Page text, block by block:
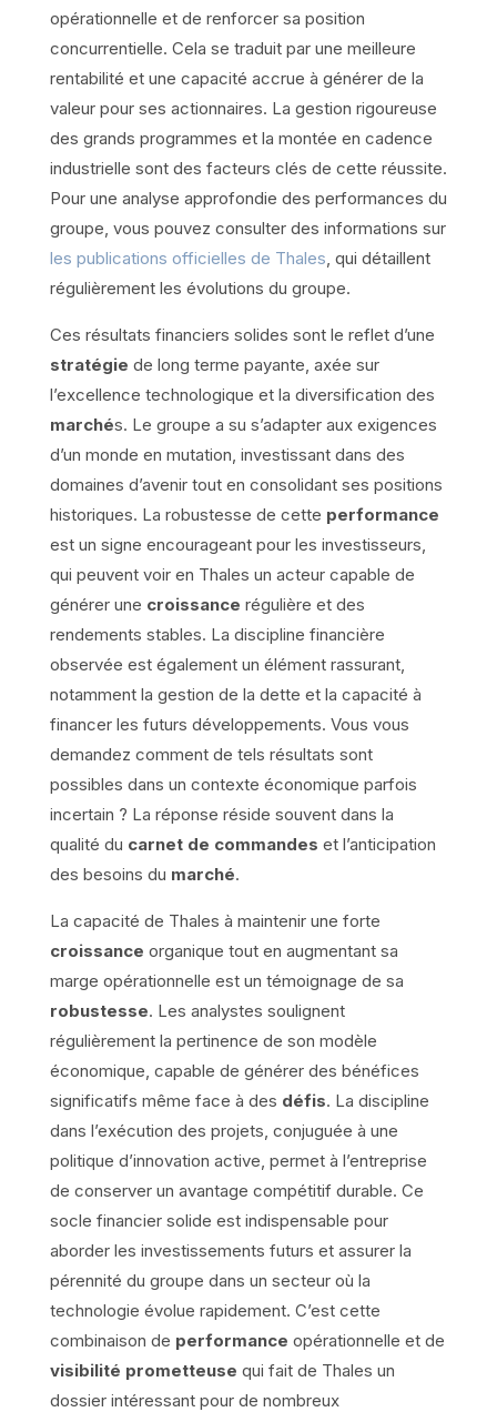
opérationnelle et de renforcer sa position
concurrentielle. Cela se traduit par une meilleure
rentabilité et une capacité accrue à générer de la
valeur pour ses actionnaires. La gestion rigoureuse
des grands programmes et la montée en cadence
industrielle sont des facteurs clés de cette réussite.
Pour une analyse approfondie des performances du
groupe, vous pouvez consulter des informations sur
les publications officielles de Thales , qui détaillent
régulièrement les évolutions du groupe.
Ces résultats financiers solides sont le reflet d’une
stratégie de long terme payante, axée sur
l’excellence technologique et la diversification des
marchés. Le groupe a su s’adapter aux exigences
d’un monde en mutation, investissant dans des
domaines d’avenir tout en consolidant ses positions
historiques. La robustesse de cette performance
est un signe encourageant pour les investisseurs,
qui peuvent voir en Thales un acteur capable de
générer une croissance régulière et des
rendements stables. La discipline financière
observée est également un élément rassurant,
notamment la gestion de la dette et la capacité à
financer les futurs développements. Vous vous
demandez comment de tels résultats sont
possibles dans un contexte économique parfois
incertain ? La réponse réside souvent dans la
qualité du carnet de commandes et l’anticipation
des besoins du marché.
La capacité de Thales à maintenir une forte
croissance organique tout en augmentant sa
marge opérationnelle est un témoignage de sa
robustesse. Les analystes soulignent
régulièrement la pertinence de son modèle
économique, capable de générer des bénéfices
significatifs même face à des défis. La discipline
dans l’exécution des projets, conjuguée à une
politique d’innovation active, permet à l’entreprise
de conserver un avantage compétitif durable. Ce
socle financier solide est indispensable pour
aborder les investissements futurs et assurer la
pérennité du groupe dans un secteur où la
technologie évolue rapidement. C’est cette
combinaison de performance opérationnelle et de
visibilité prometteuse qui fait de Thales un
dossier intéressant pour de nombreux